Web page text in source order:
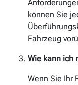
können Sie
Fahrzeug
Wie kann ich
Wenn Sie Ihr